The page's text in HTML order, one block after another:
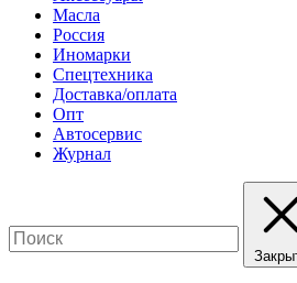
Масла
Россия
Иномарки
Спецтехника
Доставка/оплата
Опт
Автосервис
Журнал